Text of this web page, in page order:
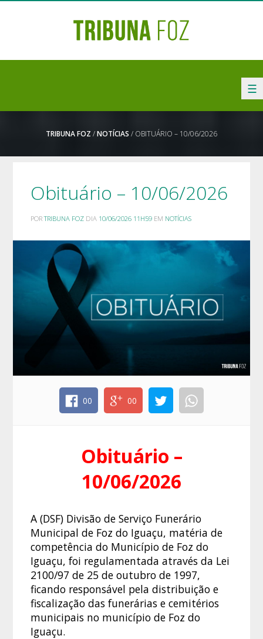
☰
TRIBUNA FOZ /NOTÍCIAS / OBITUÁRIO – 10/06/2026
Obituário – 10/06/2026
PORTRIBUNA FOZ DIA 10/06/2026 11H59 EM NOTÍCIAS
00 00
Obituário –
10/06/2026
A (DSF) Divisão de Serviço Funerário
Municipal de Foz do Iguaçu, matéria de
competência do Município de Foz do
Iguaçu, foi regulamentada através da Lei
2100/97 de 25 de outubro de 1997,
ficando responsável pela distribuição e
fiscalização das funerárias e cemitérios
municipais no município de Foz do
Iguaçu.